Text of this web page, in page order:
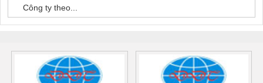
Công ty theo...